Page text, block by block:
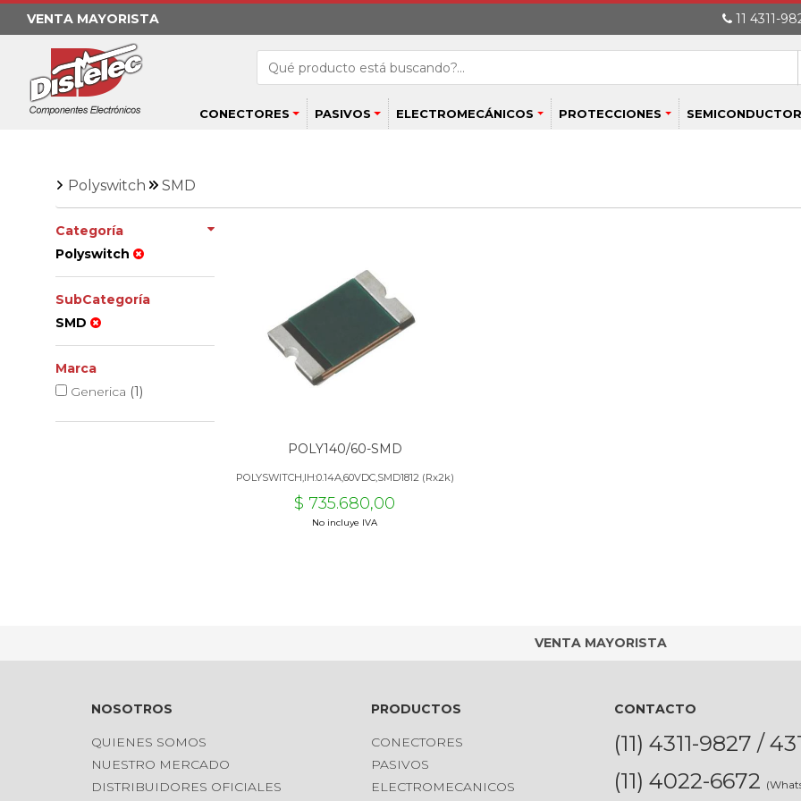
VENTA MAYORISTA 11 4311-
CONECTORES PASIVOS ELECTROMECÁNICOS PROTECCIONES
Polyswitch SMD
Categoría
Polyswitch
SubCategoría
SMD
Marca
Generica (1)
POLY140/60-SMD
POLYSWITCH,IH:0.14A,60VDC,SMD1812 (Rx2k)
$ 735.680,00
No incluye IVA
VENTA MAYORISTA
NOSOTROS
QUIENES SOMOS
NUESTRO MERCADO
DISTRIBUIDORES OFICIALES
PRODUCTOS
CONECTORES
PASIVOS
ELECTROMECANICOS
CONTACTO
(11) 4311-9827 /
(11) 4022-6672